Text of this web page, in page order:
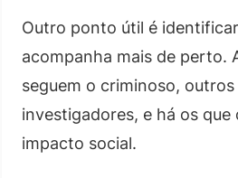
Outro ponto útil é
acompanha mais de perto.
seguem o criminoso, outros
investigadores, e há os
impacto social.